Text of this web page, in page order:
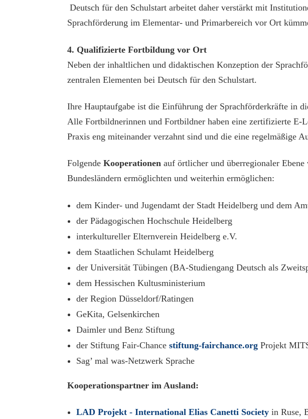
Deutsch für den Schulstart arbeitet daher verstärkt mit
Sprachförderung im Elementar- und Primarbereich vor Ort
4. Qualifizierte Fortbildung vor Ort
Neben der inhaltlichen und didaktischen Konzeption der
zentralen Elementen bei Deutsch für den Schulstart.
Ihre Hauptaufgabe ist die Einführung der Sprachförderkräfte in
Alle Fortbildnerinnen und Fortbildner haben eine zertifizierte
Praxis eng miteinander verzahnt sind und die eine regelmäßige
FolgendeKooperationen auf örtlicher und überregionaler
Bundesländern ermöglichten und weiterhin ermöglichen:
dem Kinder- und Jugendamt der Stadt Heidelberg und dem
der Pädagogischen Hochschule Heidelberg
interkultureller Elternverein Heidelberg e.V.
dem Staatlichen Schulamt Heidelberg
der Universität Tübingen (BA-Studiengang Deutsch als
dem Hessischen Kultusministerium
der Region Düsseldorf/Ratingen
GeKita, Gelsenkirchen
Daimler und Benz Stiftung
der Stiftung Fair-Chancestiftung-fairchance.org Projekt
Sag’ mal was-Netzwerk Sprache
Kooperationspartner im Ausland:
LAD Projekt - International Elias Canetti Society in Ruse,